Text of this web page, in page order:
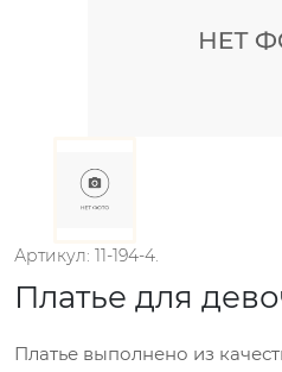
Артикул: 11-194-4.
Платье для
Платье выполнено из